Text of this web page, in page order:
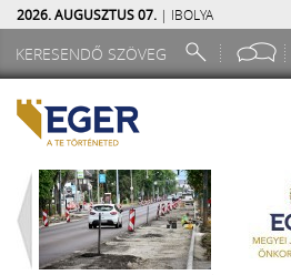
2026. AUGUSZTUS 07. | IBOLYA